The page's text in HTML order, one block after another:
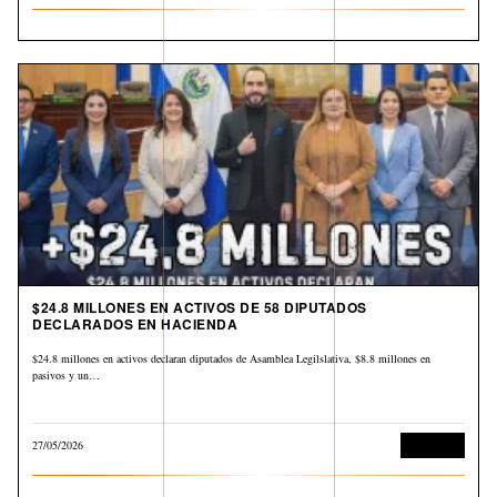
$24.8 MILLONES EN ACTIVOS DE 58 DIPUTADOS
DECLARADOS EN HACIENDA
$24.8 millones en activos declaran diputados de Asamblea Legilslativa, $8.8 millones en
pasivos y un…
27/05/2026